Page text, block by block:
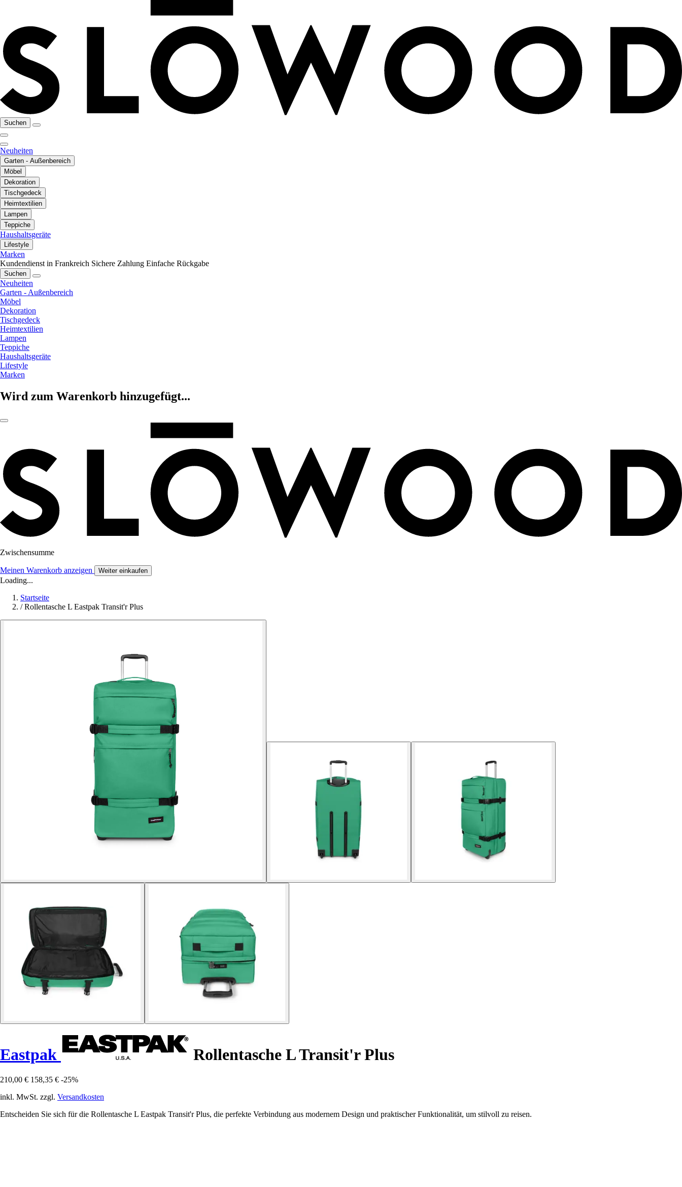
Suchen
Neuheiten
Garten - Außenbereich
Möbel
Dekoration
Tischgedeck
Heimtextilien
Lampen
Teppiche
Haushaltsgeräte
Lifestyle
Marken
Kundendienst in Frankreich Sichere Zahlung Einfache Rückgabe
Suchen
Neuheiten
Garten - Außenbereich
Möbel
Dekoration
Tischgedeck
Heimtextilien
Lampen
Teppiche
Haushaltsgeräte
Lifestyle
Marken
Wird zum Warenkorb hinzugefügt...
Zwischensumme
Meinen Warenkorb anzeigen Weiter einkaufen
Loading...
Startseite
/ Rollentasche L Eastpak Transit'r Plus
Eastpak Rollentasche L Transit'r Plus
210,00 € 158,35 € -25%
inkl. MwSt. zzgl. Versandkosten
Entscheiden Sie sich für die Rollentasche L Eastpak Transit'r Plus, die perfekte Verbindung aus modernem Design und praktischer Funktionalität, um stilvoll zu reisen.